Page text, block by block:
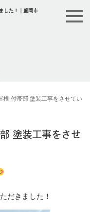
した！｜盛岡市
根 付帯部 塗装工事をさせてい
塗装工事をさせ
だきました！